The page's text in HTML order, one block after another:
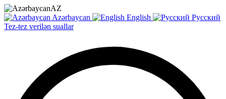
AZ
Azərbaycan
English
Русский
Tez-tez verilən suallar